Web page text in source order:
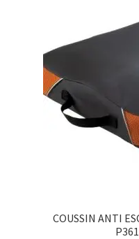
COUSSIN ANTI